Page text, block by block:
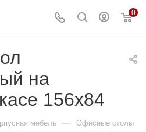
0
на
156x84
мебель — Офисные столы